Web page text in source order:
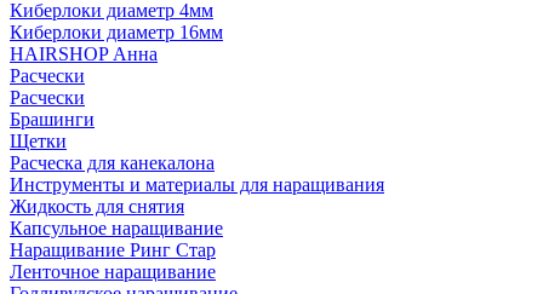
Киберлоки диаметр 4мм
Киберлоки диаметр 16мм
HAIRSHOP Анна
Расчески
Расчески
Брашинги
Щетки
Расческа для канекалона
Инструменты и материалы для наращивания
Жидкость для снятия
Капсульное наращивание
Наращивание Ринг Стар
Ленточное наращивание